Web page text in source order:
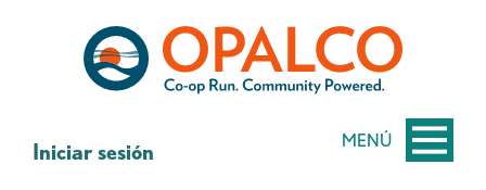
contenido
MENÚ
Iniciar sesión